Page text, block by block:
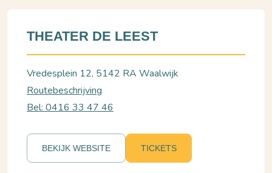
THEATER DE LEEST
Vredesplein 12, 5142 RA Waalwijk
Routebeschrijving
Bel: 0416 33 47 46
BEKIJK WEBSITE TICKETS